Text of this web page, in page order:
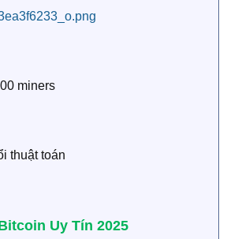
miners
thuật toán
Uy Tín 2025​